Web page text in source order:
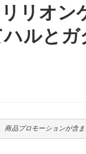
リオン
ルと
商品プロモーションが含ま